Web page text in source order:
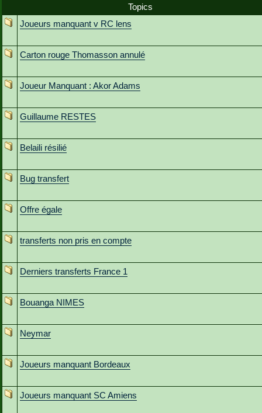
Topics
Joueurs manquant v RC lens
Carton rouge Thomasson annulé
Joueur Manquant : Akor Adams
Guillaume RESTES
Belaili résilié
Bug transfert
Offre égale
transferts non pris en compte
Derniers transferts France 1
Bouanga NIMES
Neymar
Joueurs manquant Bordeaux
Joueurs manquant SC Amiens